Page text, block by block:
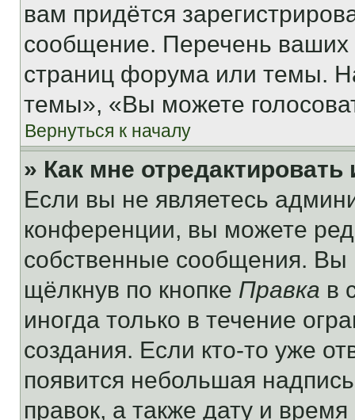
вам придётся
сообщение. Перечень ваших
страниц форума или темы.
темы», «Вы можете
Вернуться к началу
» Как мне
Если вы не являетесь
конференции, вы можете
собственные сообщения. Вы
щёлкнув по кнопке Правка в
иногда только в течение
создания. Если кто-то уже
появится небольшая
правок, а также дату и